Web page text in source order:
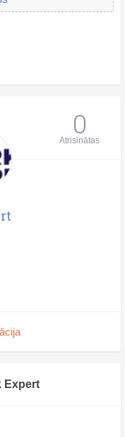
0
Atrisinātas
Expert